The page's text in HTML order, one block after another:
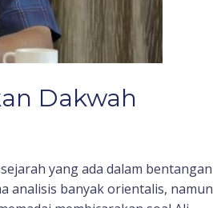
Dakwah
yang ada dalam bentangan
analisis banyak orientalis, namun